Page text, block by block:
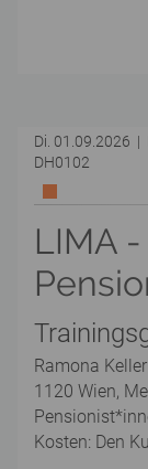
Di. 01.09.2026
DH0102
LIMA
Ramona Keller
1120 Wien,
Kosten: Den